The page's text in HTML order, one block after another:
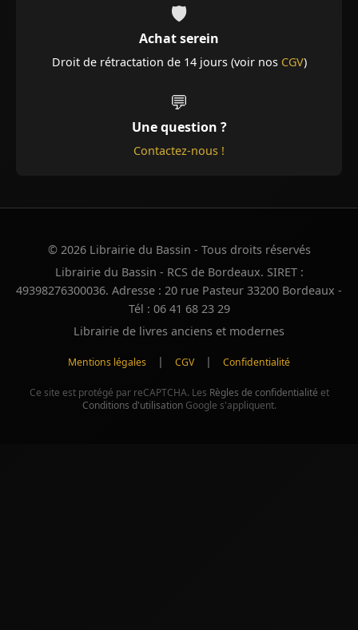
🛡️
Achat serein
Droit de rétractation de 14 jours (voir nos CGV)
💬
Une question ?
Contactez-nous !
© 2026 Librairie du Bassin - Tous droits réservés
Librairie du Bassin - RCS de Bordeaux. SIRET :
49398276300036. Adresse : 20 rue Pasteur 33200 Bordeaux -
Tél : 06 41 68 23 29
Librairie de livres anciens et modernes
Mentions légales | CGV | Confidentialité
Ce site est protégé par reCAPTCHA. Les Règles de confidentialité et
Conditions d'utilisationGoogle s'appliquent.